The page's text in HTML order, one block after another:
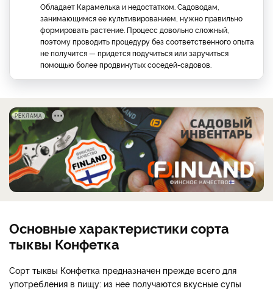
Обладает Карамелька и недостатком. Садоводам,
занимающимся ее культивированием, нужно правильно
формировать растение. Процесс довольно сложный,
поэтому проводить процедуру без соответственного опыта
не получится — придется подучиться или заручиться
помощью более продвинутых соседей-садовов.
РЕКЛАМА
Основные характеристики сорта
тыквы Конфетка
Сорт тыквы Конфетка предназначен прежде всего для
употребления в пищу: из нее получаются вкусные супы